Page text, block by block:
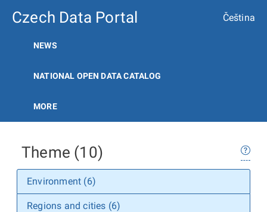
Czech Data Portal Čeština
NEWS
NATIONAL OPEN DATA CATALOG
MORE
Theme (10)
Environment (6)
Regions and cities (6)